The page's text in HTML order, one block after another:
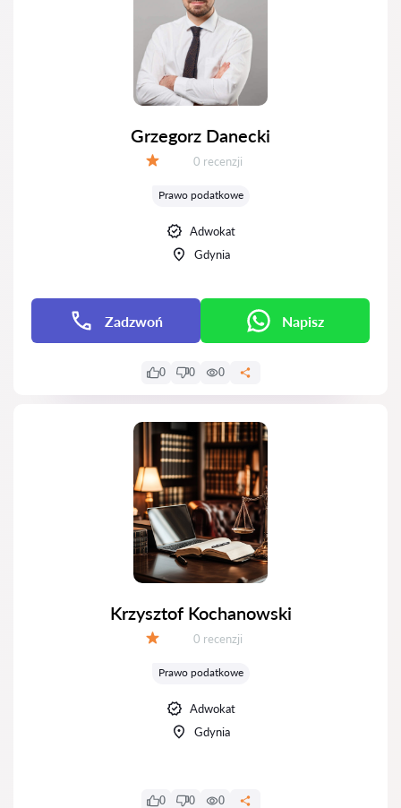
Grzegorz Danecki
Recenzji:
0 recenzji
Prawo podatkowe
Adwokat
Gdynia
Zadzwoń Napisz
0 0 0
Krzysztof Kochanowski
Recenzji:
0 recenzji
Prawo podatkowe
Adwokat
Gdynia
0 0 0